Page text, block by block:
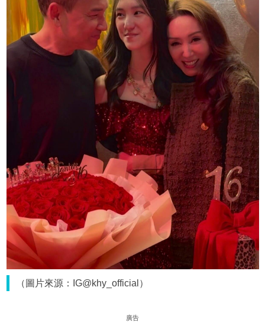
（圖片來源：IG@khy_official）
廣告